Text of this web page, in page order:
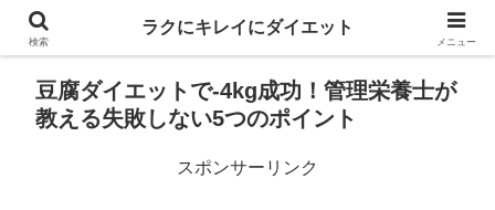
豆腐ダイエットで-4kg成功！管理栄養士が
教える失敗しない5つのポイント
スポンサーリンク
検索
ラクにキレイにダイエット
メニュー